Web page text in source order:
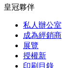
皇冠夥伴
私人辦公室
成為經銷商
展覽
授權新
印刷目錄